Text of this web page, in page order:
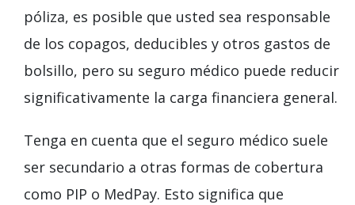
póliza, es posible que usted sea responsable
de los copagos, deducibles y otros gastos de
bolsillo, pero su seguro médico puede reducir
significativamente la carga financiera general.
Tenga en cuenta que el seguro médico suele
ser secundario a otras formas de cobertura
como PIP o MedPay. Esto significa que